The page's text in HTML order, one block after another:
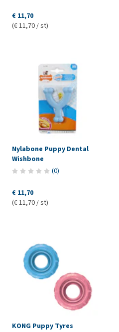
€ 11,70
(€ 11,70 / st)
Nylabone Puppy Dental
Wishbone
(0)
€ 11,70
(€ 11,70 / st)
KONG Puppy Tyres